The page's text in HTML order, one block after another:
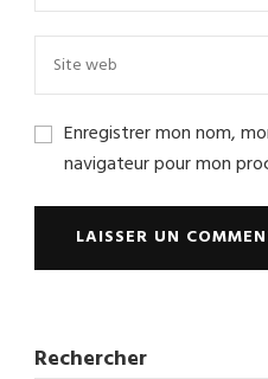
Enregistrer mon nom,
navigateur pour mon
Rechercher